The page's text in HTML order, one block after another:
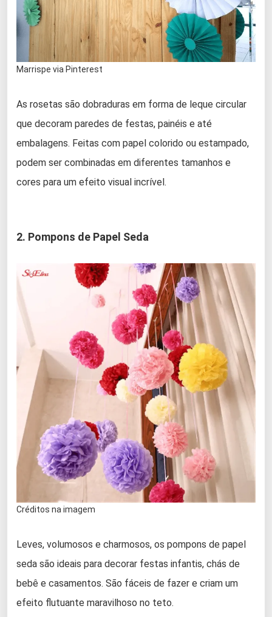
Marrispe via Pinterest
As rosetas são dobraduras em forma de leque circular
que decoram paredes de festas, painéis e até
embalagens. Feitas com papel colorido ou estampado,
podem ser combinadas em diferentes tamanhos e
cores para um efeito visual incrível.
2. Pompons de Papel Seda
Créditos na imagem
Leves, volumosos e charmosos, os pompons de papel
seda são ideais para decorar festas infantis, chás de
bebê e casamentos. São fáceis de fazer e criam um
efeito flutuante maravilhoso no teto.